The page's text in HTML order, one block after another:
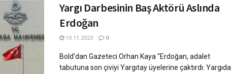
Yargı Darbesinin Baş Aktörü Aslında
Erdoğan
10.11.2023 0
Bold'dan Gazeteci Orhan Kaya ''Erdoğan, adalet
tabutuna son çiviyi Yargıtay üyelerine çaktırdı: Yargıda